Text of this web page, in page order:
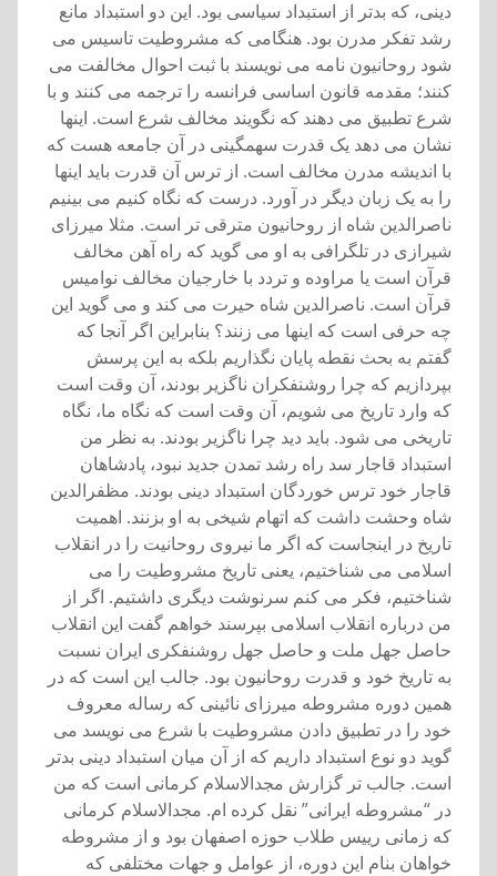
دينی، که بدتر از استبداد سياسی بود. اين دو استبداد مانع
رشد تفکر مدرن بود. هنگامی که مشروطيت تاسيس می
شود روحانيون نامه می نويسند با ثبت احوال مخالفت می
کنند؛ مقدمه قانون اساسی فرانسه را ترجمه می کنند و با
شرع تطبيق می دهند که نگويند مخالف شرع است. اينها
نشان می دهد يک قدرت سهمگينی در آن جامعه هست که
با انديشه مدرن مخالف است. از ترس آن قدرت بايد اينها
را به يک زبان ديگر در آورد. درست که نگاه کنيم می بينيم
ناصرالدين شاه از روحانيون مترقی تر است. مثلا ميرزای
شيرازی در تلگرافی به او می گويد که راه آهن مخالف
قرآن است يا مراوده و تردد با خارجيان مخالف نواميس
قرآن است. ناصرالدين شاه حيرت می کند و می گويد اين
چه حرفی است که اينها می زنند؟ بنابراين اگر آنجا که
گفتم به بحث نقطه پايان نگذاريم بلکه به اين پرسش
بپردازيم که چرا روشنفکران ناگزير بودند، آن وقت است
که وارد تاريخ می شويم، آن وقت است که نگاه ما، نگاه
تاريخی می شود. بايد ديد چرا ناگزير بودند. به نظر من
استبداد قاجار سد راه رشد تمدن جديد نبود، پادشاهان
قاجار خود ترس خوردگان استبداد دينی بودند. مظفرالدين
شاه وحشت داشت که اتهام شيخی به او بزنند. اهميت
تاريخ در اينجاست که اگر ما نيروی روحانيت را در انقلاب
اسلامی می شناختيم، يعنی تاريخ مشروطيت را می
شناختيم، فکر می کنم سرنوشت ديگری داشتيم. اگر از
من درباره انقلاب اسلامی بپرسند خواهم گفت اين انقلاب
حاصل جهل ملت و حاصل جهل روشنفکری ايران نسبت
به تاريخ خود و قدرت روحانيون بود. جالب اين است که در
همين دوره مشروطه ميرزای نائينی که رساله معروف
خود را در تطبيق دادن مشروطيت با شرع می نويسد می
گويد دو نوع استبداد داريم که از آن ميان استبداد دينی بدتر
است. جالب تر گزارش مجدالاسلام کرمانی است که من
در “مشروطه ايرانی” نقل کرده ام. مجدالاسلام کرمانی
که زمانی رييس طلاب حوزه اصفهان بود و از مشروطه
خواهان بنام اين دوره، از عوامل و جهات مختلفی که